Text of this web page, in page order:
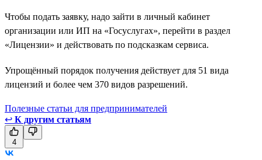
Чтобы подать заявку, надо зайти в личный кабинет
организации или ИП на «Госуслугах», перейти в раздел
«Лицензии» и действовать по подсказкам сервиса.
Упрощённый порядок получения действует для 51 вида
лицензий и более чем 370 видов разрешений.
Полезные статьи для предпринимателей
↩ К другим статьям
4